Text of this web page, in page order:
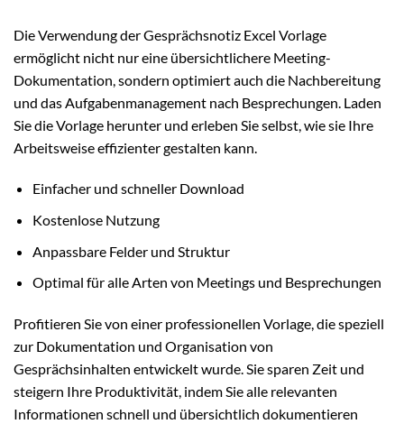
Die Verwendung der Gesprächsnotiz Excel Vorlage
ermöglicht nicht nur eine übersichtlichere Meeting-
Dokumentation, sondern optimiert auch die Nachbereitung
und das Aufgabenmanagement nach Besprechungen. Laden
Sie die Vorlage herunter und erleben Sie selbst, wie sie Ihre
Arbeitsweise effizienter gestalten kann.
Einfacher und schneller Download
Kostenlose Nutzung
Anpassbare Felder und Struktur
Optimal für alle Arten von Meetings und Besprechungen
Profitieren Sie von einer professionellen Vorlage, die speziell
zur Dokumentation und Organisation von
Gesprächsinhalten entwickelt wurde. Sie sparen Zeit und
steigern Ihre Produktivität, indem Sie alle relevanten
Informationen schnell und übersichtlich dokumentieren